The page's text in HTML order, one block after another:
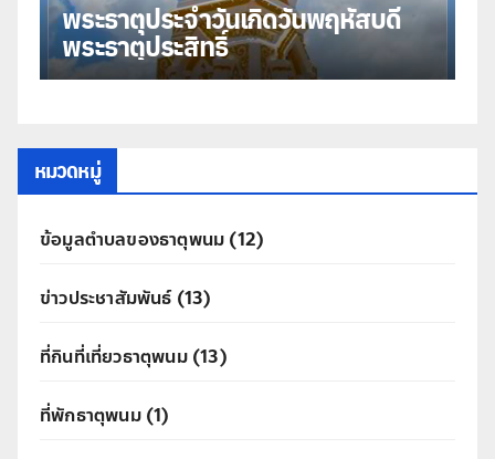
เกิดวันพฤหัสบดี พระธาตุประจำวันเกิด
มหาชัย
หมวดหมู่
ข้อมูลตำบลของธาตุพนม (12)
ข่าวประชาสัมพันธ์(13)
ที่กินที่เที่ยวธาตุพนม(13)
ที่พักธาตุพนม(1)